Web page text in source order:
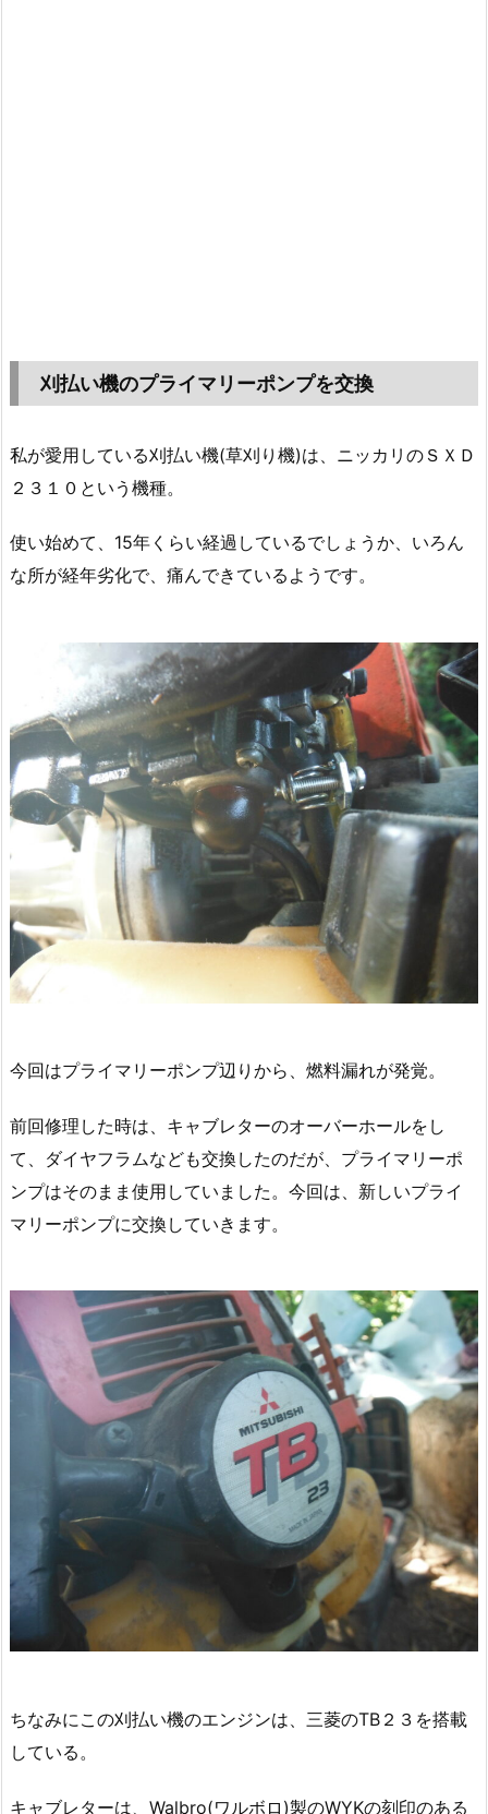
刈払い機のプライマリーポンプを交換
私が愛用している刈払い機(草刈り機)は、ニッカリのＳＸＤ
２３１０という機種。
使い始めて、15年くらい経過しているでしょうか、いろん
な所が経年劣化で、痛んできているようです。
今回はプライマリーポンプ辺りから、燃料漏れが発覚。
前回修理した時は、キャブレターのオーバーホールをし
て、ダイヤフラムなども交換したのだが、プライマリーポ
ンプはそのまま使用していました。今回は、新しいプライ
マリーポンプに交換していきます。
ちなみにこの刈払い機のエンジンは、三菱のTB２３を搭載
している。
キャブレターは、Walbro(ワルボロ)製のWYKの刻印のある